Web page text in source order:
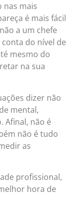
nas mais
é mais fácil
a um chefe
do nível de
mesmo do
na sua
dizer não
mental,
Afinal, não é
não é tudo
as
profissional,
hora de